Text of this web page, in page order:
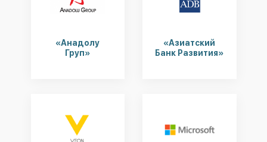
«Анадолу
Груп»
«Азиатский
Банк Развития»